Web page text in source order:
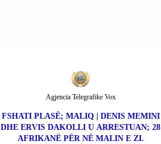
FSHATI PLASË; MALIQ | DENIS MEMINI
DHE ERVIS DAKOLLI U ARRESTUAN; 28
AFRIKANË PËR NË MALIN E ZI.
Agjencia Telegrafike Vox